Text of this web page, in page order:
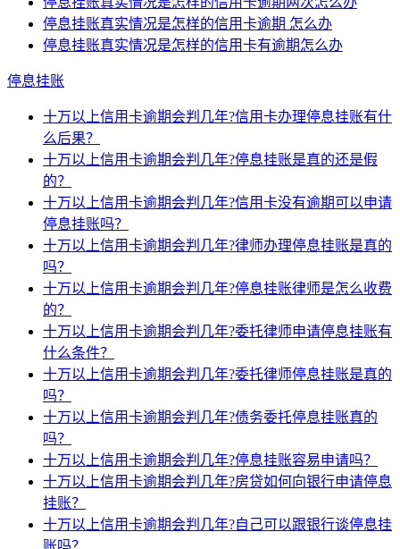
停息挂账真实情况是怎样的信用卡逾期 怎么办
停息挂账真实情况是怎样的信用卡有逾期怎么办
停息挂账
十万以上信用卡逾期会判几年?信用卡办理停息挂账有什
么后果？
十万以上信用卡逾期会判几年?停息挂账是真的还是假
的？
十万以上信用卡逾期会判几年?信用卡没有逾期可以申请
停息挂账吗？
十万以上信用卡逾期会判几年?律师办理停息挂账是真的
吗？
十万以上信用卡逾期会判几年?停息挂账律师是怎么收费
的？
十万以上信用卡逾期会判几年?委托律师申请停息挂账有
什么条件？
十万以上信用卡逾期会判几年?委托律师停息挂账是真的
吗？
十万以上信用卡逾期会判几年?债务委托停息挂账真的
吗？
十万以上信用卡逾期会判几年?停息挂账容易申请吗？
十万以上信用卡逾期会判几年?房贷如何向银行申请停息
挂账？
十万以上信用卡逾期会判几年?自己可以跟银行谈停息挂
账吗？